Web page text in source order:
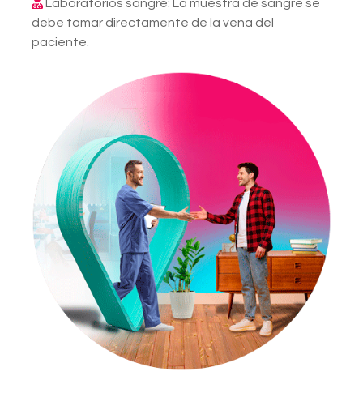
Laboratorios sangre: La muestra de sangre se
debe tomar directamente de la vena del
paciente.